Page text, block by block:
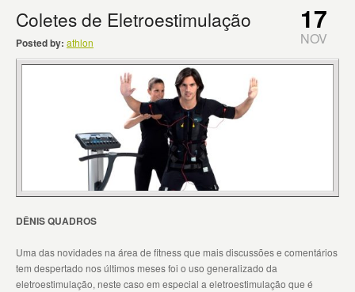
Coletes de Eletroestimulação
Posted by: athlon
DÊNIS QUADROS
Uma das novidades na área de fitness que mais discussões e comentários
tem despertado nos últimos meses foi o uso generalizado da
eletroestimulação, neste caso em especial a eletroestimulação que é
17
NOV